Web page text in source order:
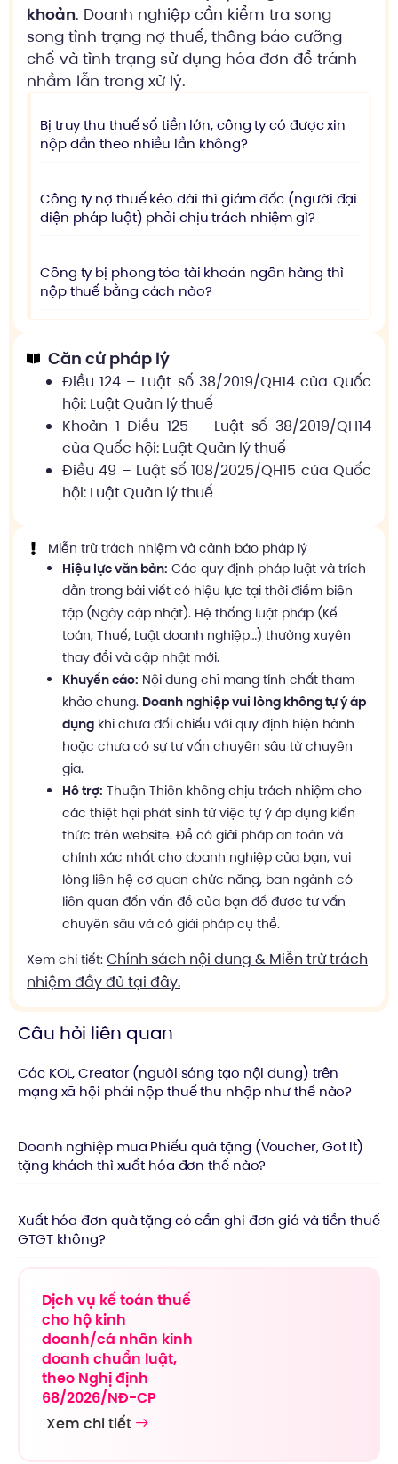
khoản. Doanh nghiệp cần kiểm tra song
song tình trạng nợ thuế, thông báo cưỡng
chế và tình trạng sử dụng hóa đơn để tránh
nhầm lẫn trong xử lý.
Bị truy thu thuế số tiền lớn, công ty có được xin
nộp dần theo nhiều lần không?
Công ty nợ thuế kéo dài thì giám đốc (người đại
diện pháp luật) phải chịu trách nhiệm gì?
Công ty bị phong tỏa tài khoản ngân hàng thì
nộp thuế bằng cách nào?
Căn cứ pháp lý
Điều 124 – Luật số 38/2019/QH14 của Quốc
hội: Luật Quản lý thuế
Khoản 1 Điều 125 – Luật số 38/2019/QH14
của Quốc hội: Luật Quản lý thuế
Điều 49 – Luật số 108/2025/QH15 của Quốc
hội: Luật Quản lý thuế
Miễn trừ trách nhiệm và cảnh báo pháp lý
Hiệu lực văn bản: Các quy định pháp luật và trích
dẫn trong bài viết có hiệu lực tại thời điểm biên
tập (Ngày cập nhật). Hệ thống luật pháp (Kế
toán, Thuế, Luật doanh nghiệp…) thường xuyên
thay đổi và cập nhật mới.
Khuyến cáo: Nội dung chỉ mang tính chất tham
khảo chung. Doanh nghiệp vui lòng không tự ý áp
dụng khi chưa đối chiếu với quy định hiện hành
hoặc chưa có sự tư vấn chuyên sâu từ chuyên
gia.
Hỗ trợ: Thuận Thiên không chịu trách nhiệm cho
các thiệt hại phát sinh từ việc tự ý áp dụng kiến
thức trên website. Để có giải pháp an toàn và
chính xác nhất cho doanh nghiệp của bạn, vui
lòng liên hệ cơ quan chức năng, ban ngành có
liên quan đến vấn đề của bạn để được tư vấn
chuyên sâu và có giải pháp cụ thể.
Xem chi tiết: Chính sách nội dung & Miễn trừ trách
nhiệm đầy đủ tại đây.
Câu hỏi liên quan
Các KOL, Creator (người sáng tạo nội dung) trên
mạng xã hội phải nộp thuế thu nhập như thế nào?
Doanh nghiệp mua Phiếu quà tặng (Voucher, Got It)
tặng khách thì xuất hóa đơn thế nào?
Xuất hóa đơn quà tặng có cần ghi đơn giá và tiền thuế
GTGT không?
Dịch vụ kế toán thuế
cho hộ kinh
doanh/cá nhân kinh
doanh chuẩn luật,
theo Nghị định
68/2026/NĐ-CP
Xem chi tiết